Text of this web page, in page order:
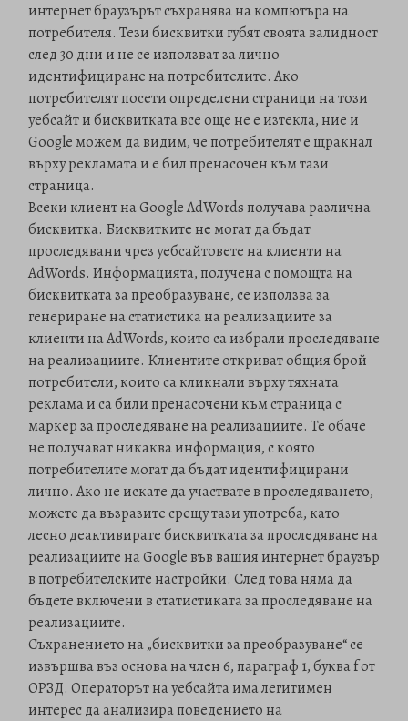
интернет браузърът съхранява на компютъра на
потребителя. Тези бисквитки губят своята валидност
след 30 дни и не се използват за лично
идентифициране на потребителите. Ако
потребителят посети определени страници на този
уебсайт и бисквитката все още не е изтекла, ние и
Google можем да видим, че потребителят е щракнал
върху рекламата и е бил пренасочен към тази
страница.
Всеки клиент на Google AdWords получава различна
бисквитка. Бисквитките не могат да бъдат
проследявани чрез уебсайтовете на клиенти на
AdWords. Информацията, получена с помощта на
бисквитката за преобразуване, се използва за
генериране на статистика на реализациите за
клиенти на AdWords, които са избрали проследяване
на реализациите. Клиентите откриват общия брой
потребители, които са кликнали върху тяхната
реклама и са били пренасочени към страница с
маркер за проследяване на реализациите. Те обаче
не получават никаква информация, с която
потребителите могат да бъдат идентифицирани
лично. Ако не искате да участвате в проследяването,
можете да възразите срещу тази употреба, като
лесно деактивирате бисквитката за проследяване на
реализациите на Google във вашия интернет браузър
в потребителските настройки. След това няма да
бъдете включени в статистиката за проследяване на
реализациите.
Съхранението на „бисквитки за преобразуване“ се
извършва въз основа на член 6, параграф 1, буква f от
ОРЗД. Операторът на уебсайта има легитимен
интерес да анализира поведението на